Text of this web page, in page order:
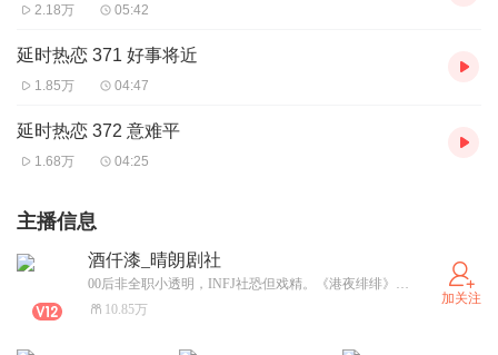
2.18万 05:42
延时热恋 371 好事将近
1.85万 04:47
延时热恋 372 意难平
1.68万 04:25
主播信息
酒仟漆_晴朗剧社
00后非全职小透明，INFJ社恐但戏精。《港夜绯绯》《入目无他人》《善男信女》好听！预告8 9 10月各有新书上架！
10.85万
加关注